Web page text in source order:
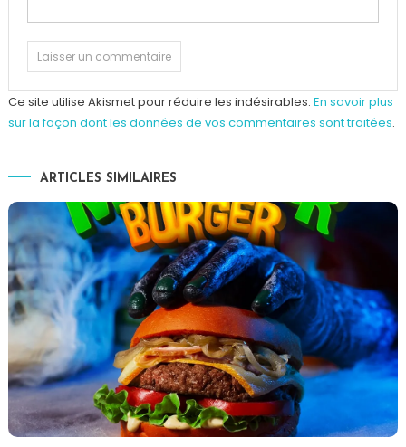
Ce site utilise Akismet pour réduire les indésirables. En savoir plus
sur la façon dont les données de vos commentaires sont traitées.
ARTICLES SIMILAIRES